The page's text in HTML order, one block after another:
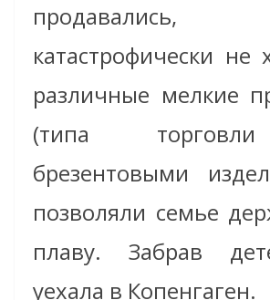
катастрофически не
различные мелкие
(типа
брезентовыми
позволяли семье
плаву. Забрав
уехала в Копенгаген.